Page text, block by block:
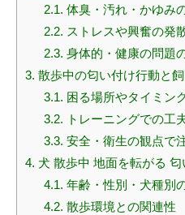
2.1. 体臭・汚れ・かゆみ
2.2. ストレスや興奮の発
2.3. 身体的・健康の問題
3. 散歩中の匂い付け行動と
3.1. 困る場所やタイミン
3.2. トレーニングでの工
3.3. 安全・衛生の観点で
4. 犬 散歩中 地面を転がる
4.1. 年齢・性別・犬種別
4.2. 散歩環境との関連性